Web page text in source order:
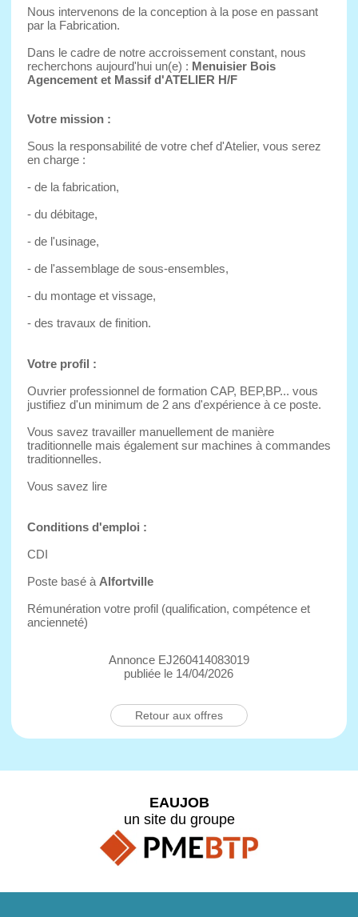
Nous intervenons de la conception à la pose en passant
par la Fabrication.
Dans le cadre de notre accroissement constant, nous
recherchons aujourd'hui un(e) : Menuisier Bois
Agencement et Massif d'ATELIER H/F
Votre mission :
Sous la responsabilité de votre chef d'Atelier, vous serez
en charge :
- de la fabrication,
- du débitage,
- de l'usinage,
- de l'assemblage de sous-ensembles,
- du montage et vissage,
- des travaux de finition.
Votre profil :
Ouvrier professionnel de formation CAP, BEP,BP... vous
justifiez d'un minimum de 2 ans d'expérience à ce poste.
Vous savez travailler manuellement de manière
traditionnelle mais également sur machines à commandes
traditionnelles.
Vous savez lire
Conditions d'emploi :
CDI
Poste basé à Alfortville
Rémunération votre profil (qualification, compétence et
ancienneté)
Annonce EJ260414083019
publiée le 14/04/2026
Retour aux offres
EAUJOB
un site du groupe